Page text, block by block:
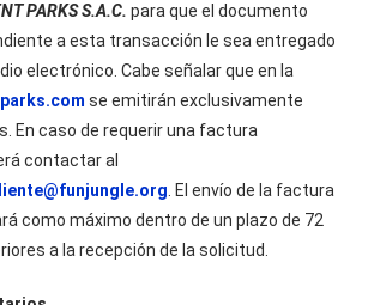
PARKS S.A.C. para que el documento
a esta transacción le sea entregado
electrónico. Cabe señalar que en la
se emitirán exclusivamente
En caso de requerir una factura
contactar al
. El envío de la factura
como máximo dentro de un plazo de 72
a la recepción de la solicitud.